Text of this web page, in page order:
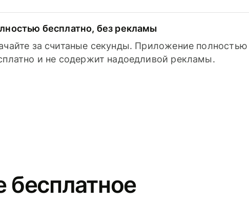
бесплатно, без рекламы
за считаные секунды. Приложение полностью
и не содержит надоедливой рекламы.
бесплатное